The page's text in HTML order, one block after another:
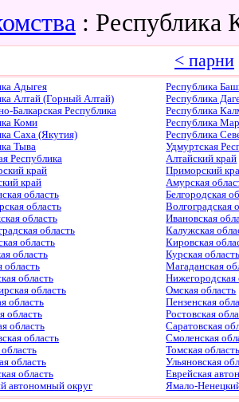
:
< парни
Адыгея
Республика
Алтай (Горный Алтай)
Республика
Балкарская Республика
Республика
Коми
Республика
Саха (Якутия)
Республика
Тыва
Удмуртская
Республика
Алтайский край
край
Приморский
край
Амурская
область
Белгородская
область
Волгоградская
область
Ивановская
область
Калужская
область
Кировская
область
Курская
область
Магаданская
область
Нижегородская
область
Омская область
область
Пензенская
область
Ростовская
область
Саратовская
область
Смоленская
Томская
область
Ульяновская
область
Еврейская
автономный округ
Ямало-